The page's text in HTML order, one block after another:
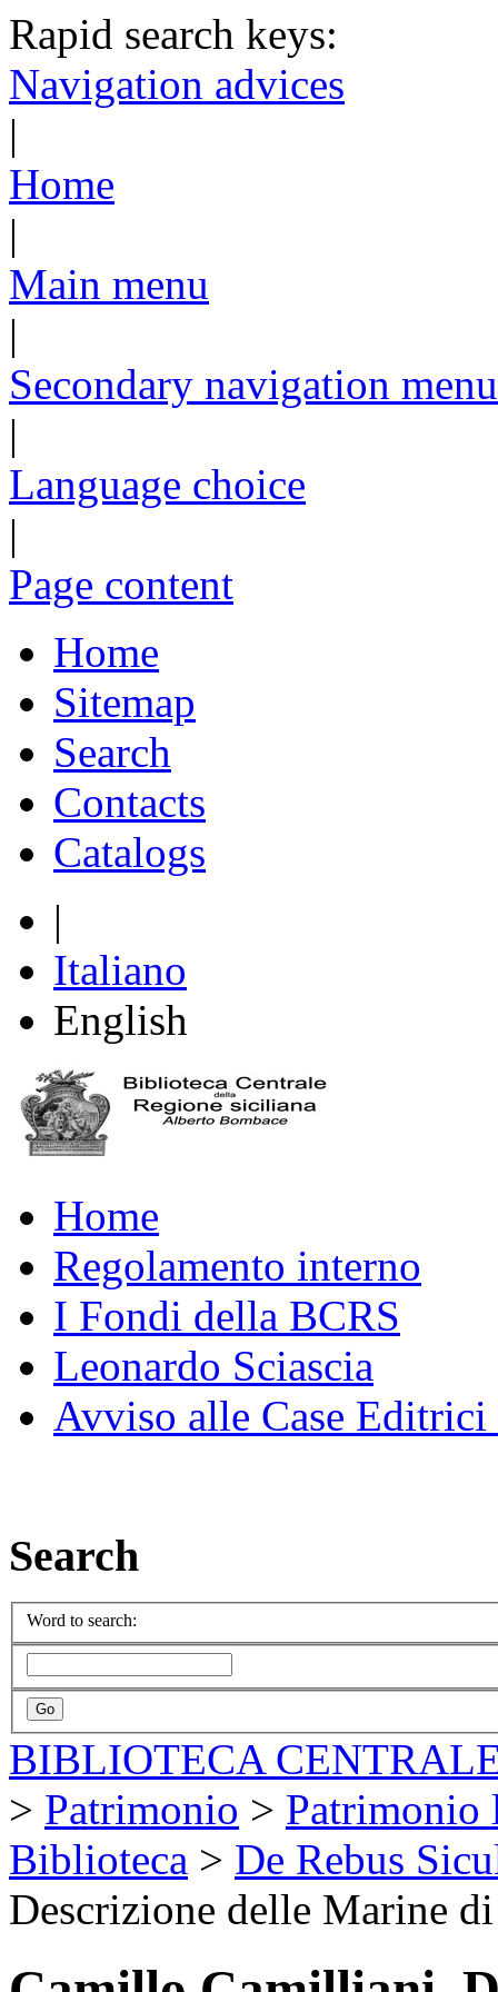
Rapid search keys:
Navigation advices
|
Home
|
Main menu
|
Secondary navigation menu
|
Language choice
|
Page content
Home
Sitemap
Search
Contacts
Catalogs
|
Italiano
English
Home
Regolamento interno
I Fondi della BCRS
Leonardo Sciascia
Avviso alle Case
Search
Word to search:
BIBLIOTECA
> Patrimonio > Patrimonio
Biblioteca > De Rebus
Descrizione delle Marine